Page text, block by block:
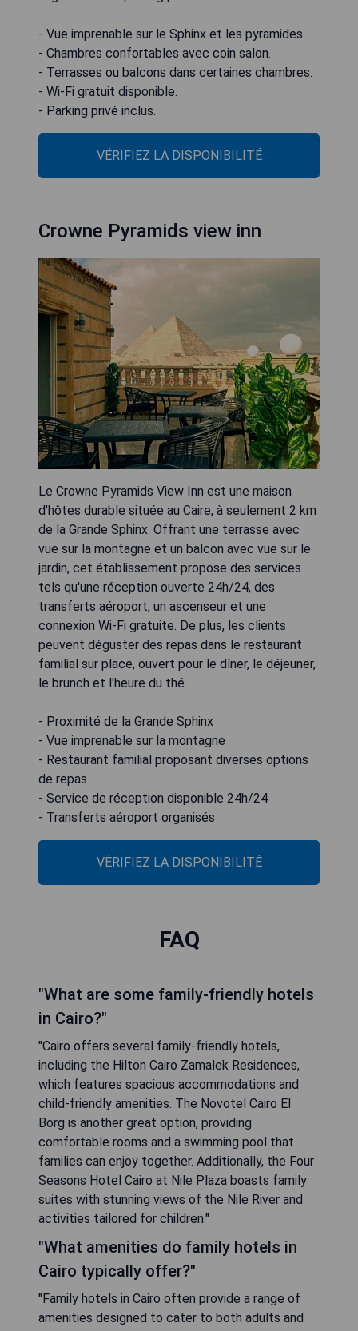
- Vue imprenable sur le Sphinx et les pyramides.
- Chambres confortables avec coin salon.
- Terrasses ou balcons dans certaines chambres.
- Wi-Fi gratuit disponible.
- Parking privé inclus.
VÉRIFIEZ LA DISPONIBILITÉ
Crowne Pyramids view inn
Le Crowne Pyramids View Inn est une maison
d'hôtes durable située au Caire, à seulement 2 km
de la Grande Sphinx. Offrant une terrasse avec
vue sur la montagne et un balcon avec vue sur le
jardin, cet établissement propose des services
tels qu'une réception ouverte 24h/24, des
transferts aéroport, un ascenseur et une
connexion Wi-Fi gratuite. De plus, les clients
peuvent déguster des repas dans le restaurant
familial sur place, ouvert pour le dîner, le déjeuner,
le brunch et l'heure du thé.
- Proximité de la Grande Sphinx
- Vue imprenable sur la montagne
- Restaurant familial proposant diverses options
de repas
- Service de réception disponible 24h/24
- Transferts aéroport organisés
VÉRIFIEZ LA DISPONIBILITÉ
FAQ
"What are some family-friendly hotels
in Cairo?"
"Cairo offers several family-friendly hotels,
including the Hilton Cairo Zamalek Residences,
which features spacious accommodations and
child-friendly amenities. The Novotel Cairo El
Borg is another great option, providing
comfortable rooms and a swimming pool that
families can enjoy together. Additionally, the Four
Seasons Hotel Cairo at Nile Plaza boasts family
suites with stunning views of the Nile River and
activities tailored for children."
"What amenities do family hotels in
Cairo typically offer?"
"Family hotels in Cairo often provide a range of
amenities designed to cater to both adults and